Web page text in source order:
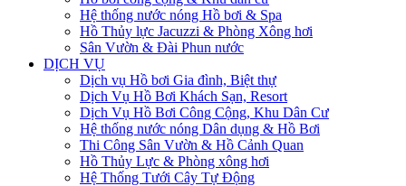
Hệ thống nước nóng Hồ bơi & Spa
Hồ Thủy lực Jacuzzi & Phòng Xông hơi
Sân Vườn & Đài Phun nước
DỊCH VỤ
Dịch vụ Hồ bơi Gia đình, Biệt thự
Dịch Vụ Hồ Bơi Khách Sạn, Resort
Dịch Vụ Hồ Bơi Công Cộng, Khu Dân Cư
Hệ thống nước nóng Dân dụng & Hồ Bơi
Thi Công Sân Vườn & Hồ Cảnh Quan
Hồ Thủy Lực & Phòng xông hơi
Hệ Thống Tưới Cây Tự Động